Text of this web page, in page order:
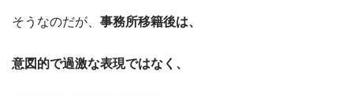
そうなのだが、 事務所移籍後は、
意図的で過激な表現ではなく、